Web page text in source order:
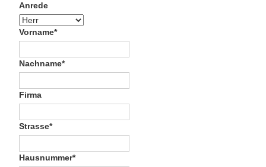
Anrede
Vorname*
Nachname*
Firma
Strasse*
Hausnummer*